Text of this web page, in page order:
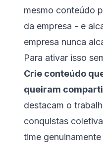
mesmo conteúdo
da empresa - e
empresa nunca
Para ativar isso
Crie conteúdo
queiram
destacam o
conquistas
time